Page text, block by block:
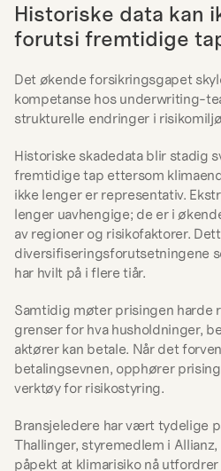
Historiske data kan
forutsi fremtidige
Det økende forsikringsgapet
kompetanse hos underwriting-
strukturelle endringer i
Historiske skadedata blir stadig
fremtidige tap ettersom
ikke lenger er representativ.
lenger uavhengige; de er i
av regioner og risikofaktorer.
diversifiseringsforutsetningene
har hvilt på i flere tiår.
Samtidig møter prisingen harde
grenser for hva husholdninger,
aktører kan betale. Når det
betalingsevnen, opphører
verktøy for risikostyring.
Bransjeledere har vært tydelige
Thallinger, styremedlem i
påpekt at klimarisiko nå utfordrer